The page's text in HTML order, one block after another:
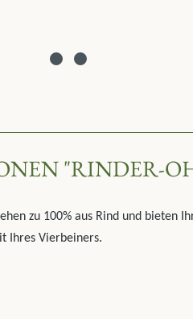
"RINDER-
zu 100% aus Rind und bieten
Ihres Vierbeiners.